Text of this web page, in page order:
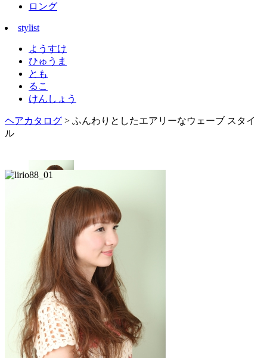
ロング
stylist
ようすけ
ひゅうま
とも
るこ
けんしょう
ヘアカタログ > ふんわりとしたエアリーなウェーブ スタイ
ル
FRONT
SIDE